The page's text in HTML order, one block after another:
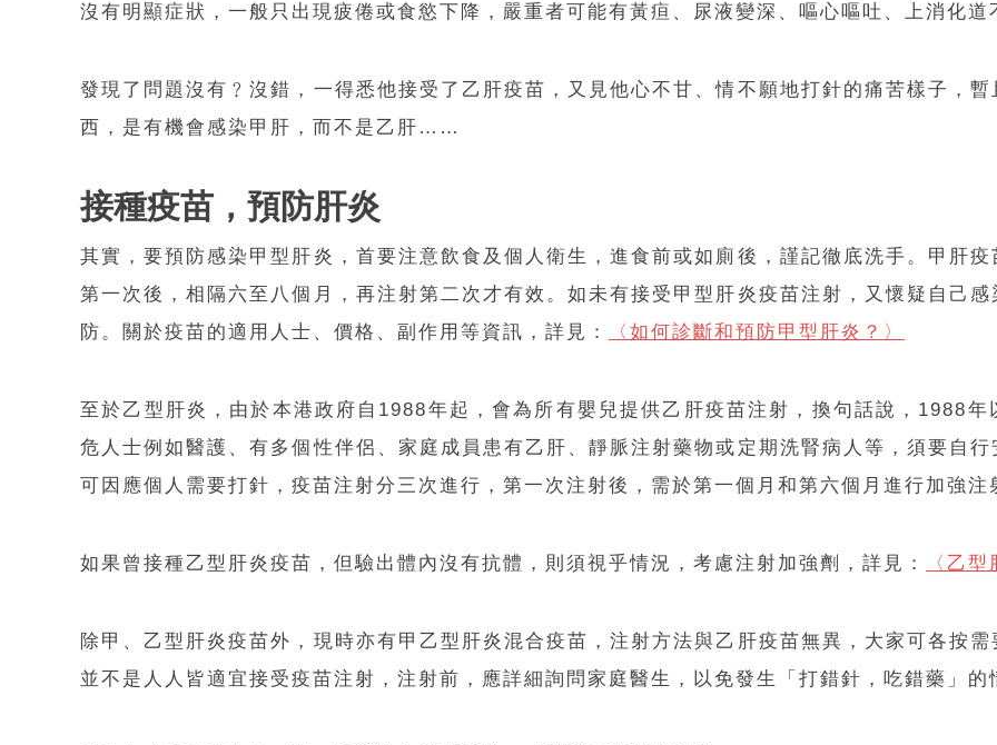
沒有明顯症狀，一般只出現疲倦或食慾下降，嚴重者可能有黃疸、尿液變深、嘔心嘔吐、上消化
發現了問題沒有﹖沒錯，一得悉他接受了乙肝疫苗，又見他心不甘、情不願地打針的痛苦樣子，
西，是有機會感染甲肝，而不是乙肝……
接種疫苗，預防肝炎
其實，要預防感染甲型肝炎，首要注意飲食及個人衛生，進食前或如廁後，謹記徹底洗手。甲肝
第一次後，相隔六至八個月，再注射第二次才有效。如未有接受甲型肝炎疫苗注射，又懷疑自己
防。關於疫苗的適用人士、價格、副作用等資訊，詳見：
〈如何診斷和預防甲型肝炎？〉
至於乙型肝炎，由於本港政府自1988年起，會為所有嬰兒提供乙肝疫苗注射，換句話說，1988
危人士例如醫護、有多個性伴侶、家庭成員患有乙肝、靜脈注射藥物或定期洗腎病人等，須要自
可因應個人需要打針，疫苗注射分三次進行，第一次注射後，需於第一個月和第六個月進行加強注
如果曾接種乙型肝炎疫苗，但驗出體內沒有抗體，則須視乎情況，考慮注射加強劑，詳見： 〈乙
除甲、乙型肝炎疫苗外，現時亦有甲乙型肝炎混合疫苗，注射方法與乙肝疫苗無異，大家可各按
並不是人人皆適宜接受疫苗注射，注射前，應詳細詢問家庭醫生，以免發生「打錯針，吃錯藥」的